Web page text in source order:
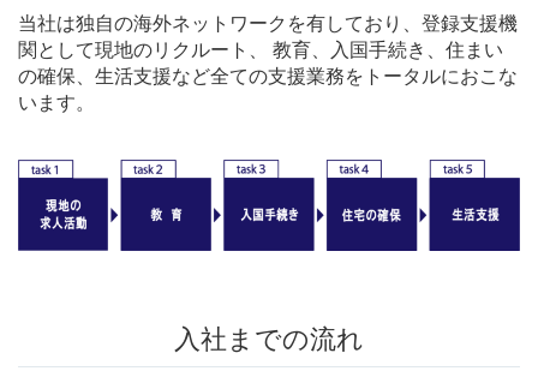
当社は独自の海外ネットワークを有しており、登録⽀援機
関として現地のリクルート、 教育、⼊国⼿続き、住まい
の確保、⽣活⽀援など全ての⽀援業務をトータルにおこな
います。
入社までの流れ